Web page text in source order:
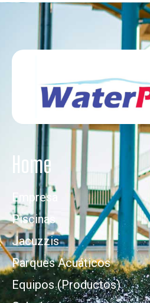
Home
Empresa
Piscinas
Jacuzzis
Parques Acuáticos
Equipos (Productos)